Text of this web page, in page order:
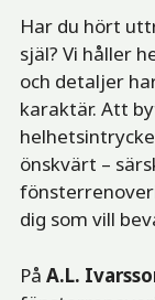
Har du hört
själ? Vi håller
och detaljer
karaktär. Att
önskvärt –
dig som vill
På A.L.